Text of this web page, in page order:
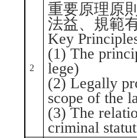
2
重要原理原
法益、規範
Key
(1) The
lege)
(2) Legally
scope of the
(3) The
criminal